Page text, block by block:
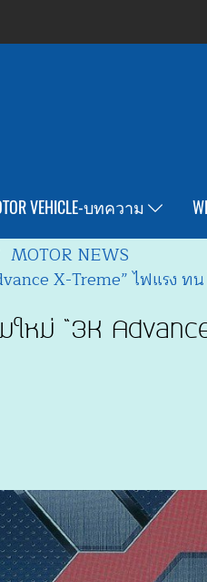
VEHICLE-บทความ
MOTOR NEWS
X-Treme” ไฟแรง ท
ใหม่ “3K